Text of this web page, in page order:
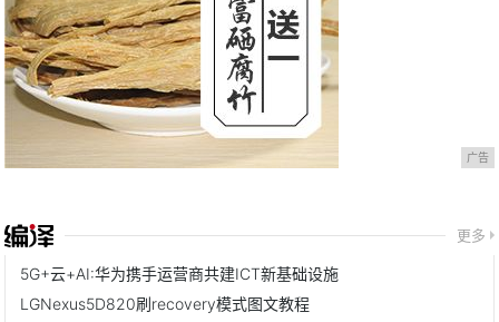
广告
更多
5G+云+AI:华为携手运营商共建ICT新基础设施
LGNexus5D820刷recovery模式图文教程